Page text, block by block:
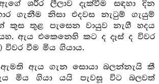
ශරීර ලීලාව දැක්වීම සඳහා දින
ගැනීම නිසා එදවස නැටුම් ගැයුම්
කුස තුළ පැසෙන වායුව නැගී හදය
ඇය එකෙනෙහි කට ද දෑස් ද විවර
විවර වීම මිය ගියාය.
ඇය ගැන සොයා බලන්නැයි කී
මිය ගියා යයි පැවසූ විට බලවත්